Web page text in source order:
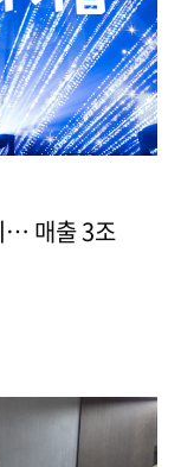
어
항
… 매출 3조